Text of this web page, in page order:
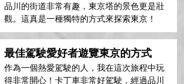
品川的街道非常有趣，東京塔的景色更是壯
觀。這真是一種獨特的方式來探索東京！
最佳駕駛愛好者遊覽東京的方式
作為一個熱愛駕駛的人，我在這次旅程中玩
得非常開心！卡丁車非常好駕駛，經過品川